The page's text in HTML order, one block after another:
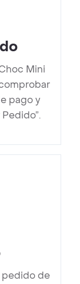
Mini
pago y
pedido de